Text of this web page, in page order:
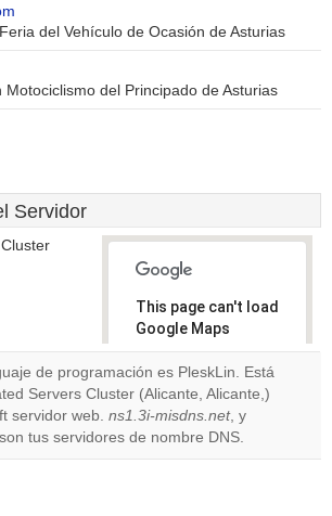
del Vehículo de Ocasión de Asturias
Motociclismo del Principado de Asturias
Servidor
This page can't load
Google Maps
correctly.
Do you
own this
website?
de programación es PleskLin. Está
Servers Cluster (Alicante, Alicante,)
servidor web. ns1.3i-misdns.net, y
tus servidores de nombre DNS.